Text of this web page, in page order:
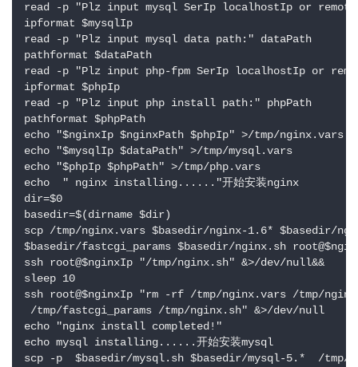
read -p "Plz input mysql SerIp localhostIp or
ipformat $mysqlIp
read -p "Plz input mysql data path:" dataPath
pathformat $dataPath
read -p "Plz input php-fpm SerIp localhostIp or
ipformat $phpIp
read -p "Plz input php install path:" phpPath
pathformat $phpPath
echo "$nginxIp $nginxPath $phpIp" >/tmp/nginx.vars 取
echo "$mysqlIp $dataPath" >/tmp/mysql.vars
echo "$phpIp $phpPath" >/tmp/php.vars
echo  " nginx installing......"开始安装nginx
dir=$0
basedir=$(dirname $dir)
scp /tmp/nginx.vars $basedir/nginx-1.6* $basedir/
$basedir/fastcgi_params $basedir/nginx.sh
ssh root@$nginxIp "/tmp/nginx.sh" &>/dev/null&&
sleep 10
ssh root@$nginxIp "rm -rf /tmp/nginx.vars /tmp/
/tmp/fastcgi_params /tmp/nginx.sh" &>/dev/null
echo "nginx install completed!"
echo mysql installing......开始安装mysql
scp -p  $basedir/mysql.sh $basedir/mysql-5.*  /